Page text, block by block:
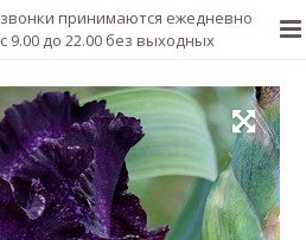
звонки принимаются ежедневно
с 9.00 до 22.00 без выходных